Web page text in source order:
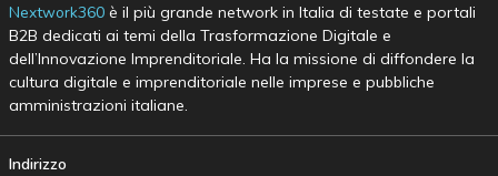
Nextwork360è il più grande network in Italia di testate e portali
B2B dedicati ai temi della Trasformazione Digitale e
dell’Innovazione Imprenditoriale. Ha la missione di diffondere la
cultura digitale e imprenditoriale nelle imprese e pubbliche
amministrazioni italiane.
Indirizzo